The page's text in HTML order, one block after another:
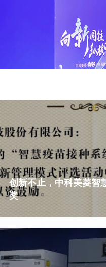
创新不止，中科美菱智
奖